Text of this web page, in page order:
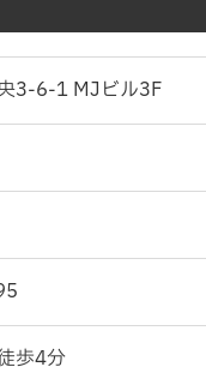
3-6-1 MJビル3F
歩4分